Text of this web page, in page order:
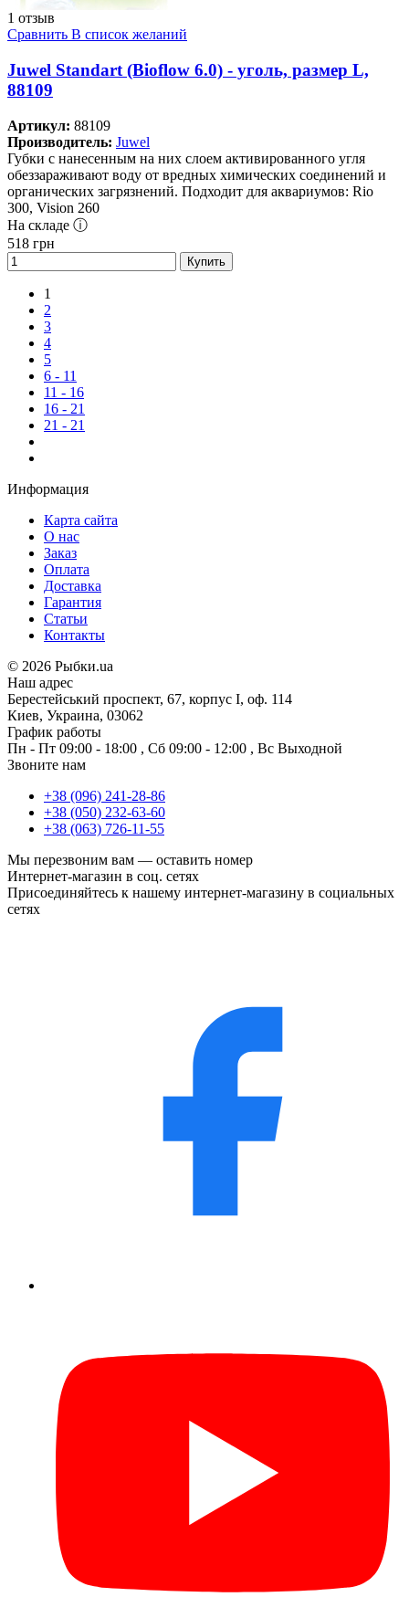
1 отзыв
Сравнить В список желаний
Juwel Standart (Bioflow 6.0) - уголь, размер L,
88109
Артикул: 88109
Производитель: Juwel
Губки с нанесенным на них слоем активированного угля
обеззараживают воду от вредных химических соединений и
органических загрязнений. Подходит для аквариумов: Rio
300, Vision 260
На складе ⓘ
518 грн
Купить
1
2
3
4
5
6 - 11
11 - 16
16 - 21
21 - 21
Информация
Карта сайта
О нас
Заказ
Оплата
Доставка
Гарантия
Статьи
Контакты
© 2026 Рыбки.ua
Наш адрес
Берестейський проспект, 67, корпус I, оф. 114
Киев, Украина, 03062
График работы
Пн - Пт 09:00 - 18:00 , Сб 09:00 - 12:00 , Вс Выходной
Звоните нам
+38 (096) 241-28-86
+38 (050) 232-63-60
+38 (063) 726-11-55
Мы перезвоним вам — оставить номер
Интернет-магазин в соц. сетях
Присоединяйтесь к нашему интернет-магазину в социальных
сетях